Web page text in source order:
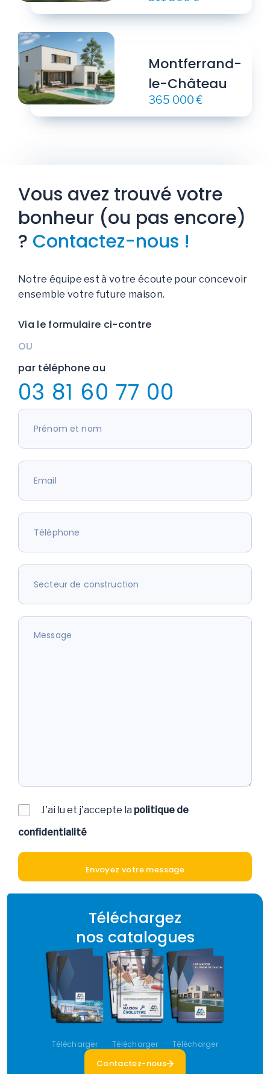
Montferrand-
le-Château
365 000 €
Vous avez trouvé votre
bonheur (ou pas encore)
? Contactez-nous !
Notre équipe est à votre écoute pour concevoir
ensemble votre future maison.
Via le formulaire ci-contre
OU
par téléphone au
03 81 60 77 00
J'ai lu et j'accepte la politique de
confidentialité
Téléchargez
nos catalogues
Télécharger Télécharger Télécharger
Contactez-nous